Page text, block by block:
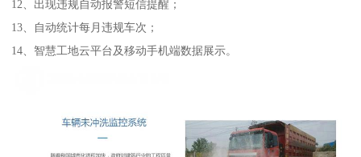
12、出现违规自动报警短信提醒；
13、自动统计每月违规车次；
14、智慧工地云平台及移动手机端数据展示。